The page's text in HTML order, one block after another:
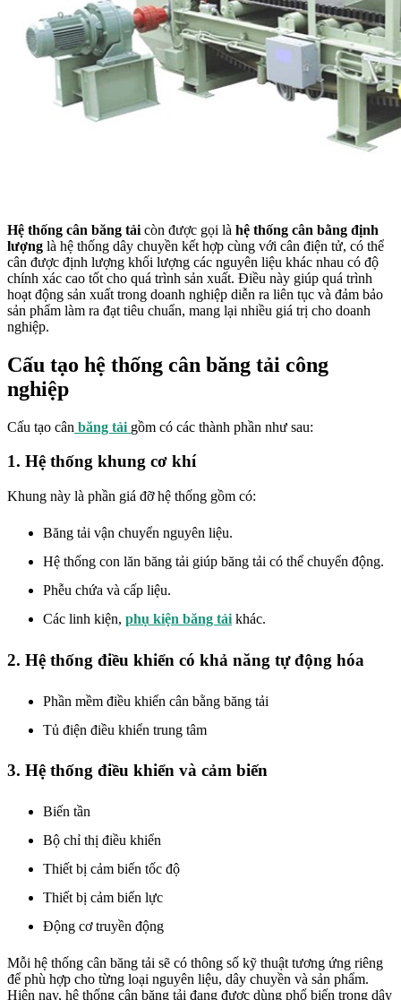
Hệ thống cân băng tải còn được gọi là hệ thống cân bằng định
lượng là hệ thống dây chuyền kết hợp cùng với cân điện tử, có thể
cân được định lượng khối lượng các nguyên liệu khác nhau có độ
chính xác cao tốt cho quá trình sản xuất. Điều này giúp quá trình
hoạt động sản xuất trong doanh nghiệp diễn ra liên tục và đảm bảo
sản phẩm làm ra đạt tiêu chuẩn, mang lại nhiều giá trị cho doanh
nghiệp.
Cấu tạo hệ thống cân băng tải công
nghiệp
Cấu tạo cân băng tải gồm có các thành phần như sau:
1. Hệ thống khung cơ khí
Khung này là phần giá đỡ hệ thống gồm có:
Băng tải vận chuyển nguyên liệu.
Hệ thống con lăn băng tải giúp băng tải có thể chuyển động.
Phễu chứa và cấp liệu.
Các linh kiện, phụ kiện băng tải khác.
2. Hệ thống điều khiển có khả năng tự động hóa
Phần mềm điều khiển cân bằng băng tải
Tủ điện điều khiển trung tâm
3. Hệ thống điều khiển và cảm biến
Biến tần
Bộ chỉ thị điều khiển
Thiết bị cảm biến tốc độ
Thiết bị cảm biến lực
Động cơ truyền động
Mỗi hệ thống cân băng tải sẽ có thông số kỹ thuật tương ứng riêng
để phù hợp cho từng loại nguyên liệu, dây chuyền và sản phẩm.
Hiện nay, hệ thống cân băng tải đang được dùng phổ biến trong dây